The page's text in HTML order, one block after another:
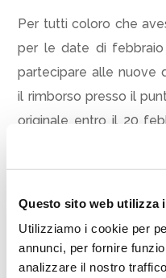
Questo sito web utilizza
Utilizziamo i cookie per
annunci, per fornire
analizzare il nostro
Per tutti coloro che
per le date di
partecipare alle nuove
il rimborso presso il
originale entro il 20
entro il 28
Cesenatico e Roma.
Per ulteriori dettagli e
delle nuove date,
www.ticketone.it,